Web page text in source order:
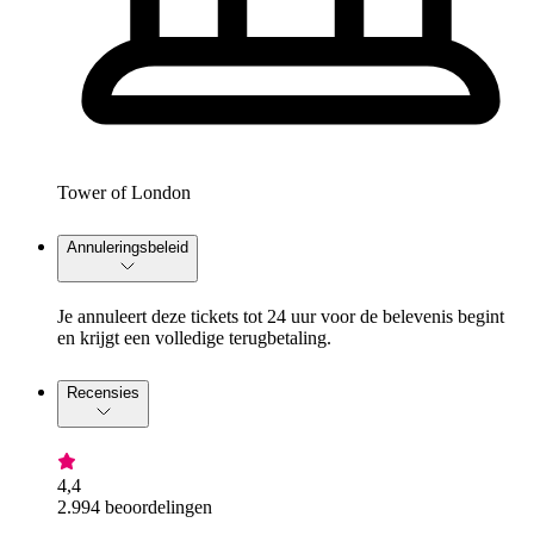
Tower of London
Annuleringsbeleid
Je annuleert deze tickets tot 24 uur voor de belevenis begint
en krijgt een volledige terugbetaling.
Recensies
4,4
2.994 beoordelingen